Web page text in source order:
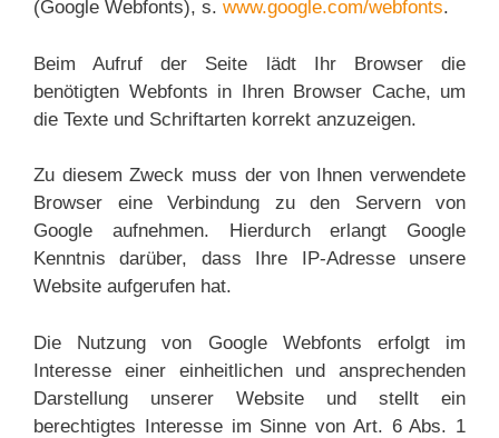
(Google Webfonts), s. www.google.com/webfonts.
Beim Aufruf der Seite lädt Ihr Browser die
benötigten Webfonts in Ihren Browser Cache, um
die Texte und Schriftarten korrekt anzuzeigen.
Zu diesem Zweck muss der von Ihnen verwendete
Browser eine Verbindung zu den Servern von
Google aufnehmen. Hierdurch erlangt Google
Kenntnis darüber, dass Ihre IP-Adresse unsere
Website aufgerufen hat.
Die Nutzung von Google Webfonts erfolgt im
Interesse einer einheitlichen und ansprechenden
Darstellung unserer Website und stellt ein
berechtigtes Interesse im Sinne von Art. 6 Abs. 1